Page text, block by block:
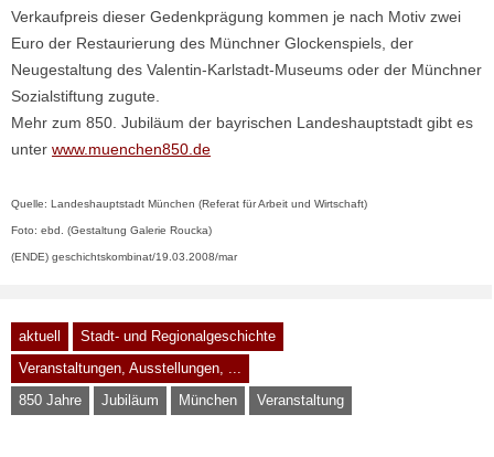
Verkaufpreis dieser Gedenkprägung kommen je nach Motiv zwei
Euro der Restaurierung des Münchner Glockenspiels, der
Neugestaltung des Valentin-Karlstadt-Museums oder der Münchner
Sozialstiftung zugute.
Mehr zum 850. Jubiläum der bayrischen Landeshauptstadt gibt es
unter www.muenchen850.de
Quelle: Landeshauptstadt München (Referat für Arbeit und Wirtschaft)
Foto: ebd. (Gestaltung Galerie Roucka)
(ENDE) geschichtskombinat/19.03.2008/mar
aktuell
Stadt- und Regionalgeschichte
Veranstaltungen, Ausstellungen, ...
850 Jahre
Jubiläum München Veranstaltung